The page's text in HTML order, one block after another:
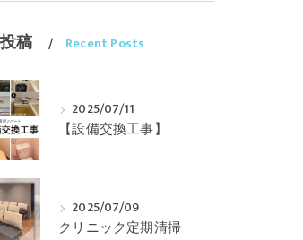
稿 Recent Posts
2025/07/11
【設備交換工事】
2025/07/09
クリニック定期清掃